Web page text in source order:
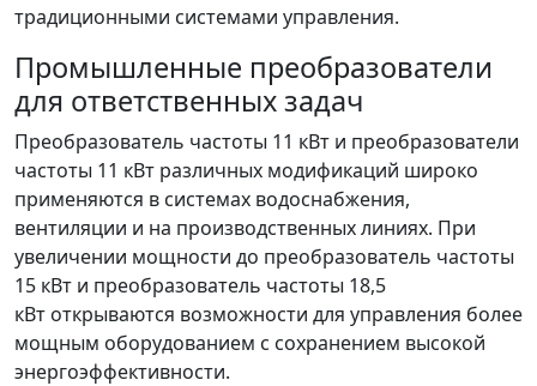
традиционными системами управления.
Промышленные преобразователи
для ответственных задач
Преобразователь частоты 11 кВт и преобразователи
частоты 11 кВт различных модификаций широко
применяются в системах водоснабжения,
вентиляции и на производственных линиях. При
увеличении мощности до преобразователь частоты
15 кВт и преобразователь частоты 18,5
кВт открываются возможности для управления более
мощным оборудованием с сохранением высокой
энергоэффективности.